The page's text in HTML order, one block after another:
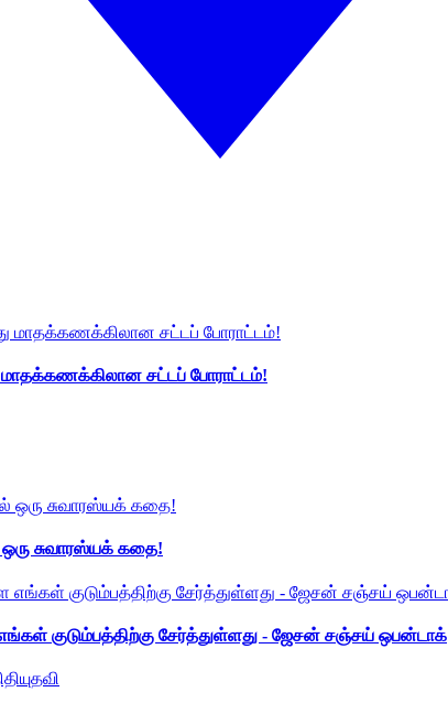
மாதக்கணக்கிலான சட்டப் போராட்டம்!
சுவாரஸ்யக் கதை!
எங்கள் குடும்பத்திற்கு சேர்த்துள்ளது - ஜேசன் சஞ்சய் ஒபன்டாக்